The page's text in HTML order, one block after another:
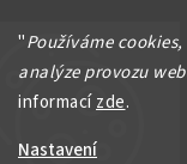
"Používáme
analýze provozu
informacízde.
Nastavení
Baktrian